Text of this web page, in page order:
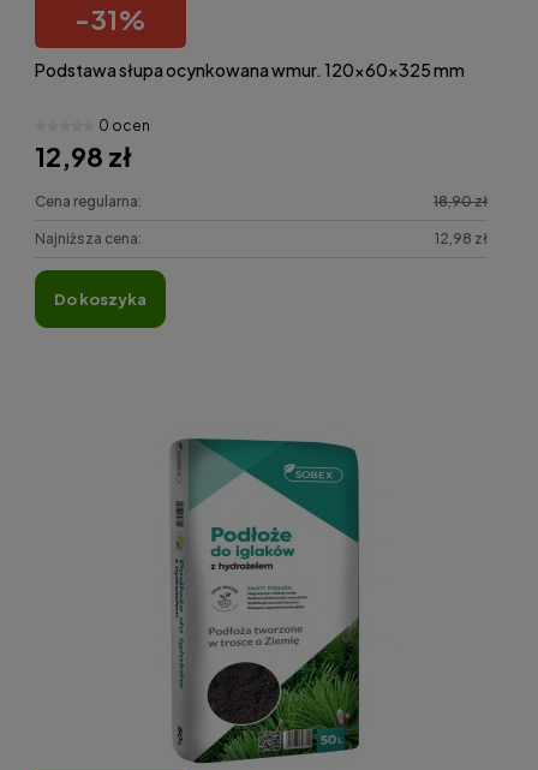
-31%
Podstawa słupa ocynkowana wmur. 120x60x325 mm
0 ocen
12,98 zł
Cena regularna: 18,90 zł
Najniższa cena: 12,98 zł
do koszyka